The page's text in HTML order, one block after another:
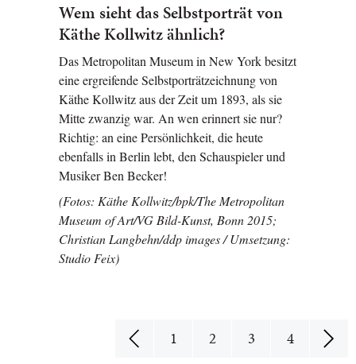
Wem sieht das Selbstporträt von
Käthe Kollwitz ähnlich?
Das Metropolitan Museum in New York besitzt
eine ergreifende Selbstporträtzeichnung von
Käthe Kollwitz aus der Zeit um 1893, als sie
Mitte zwanzig war. An wen erinnert sie nur?
Richtig: an eine Persönlichkeit, die heute
ebenfalls in Berlin lebt, den Schauspieler und
Musiker Ben Becker!
(Fotos: Käthe Kollwitz/bpk/The Metropolitan
Museum of Art/VG Bild-Kunst, Bonn 2015;
Christian Langbehn/ddp images / Umsetzung:
Studio Feix)
1 2 3 4